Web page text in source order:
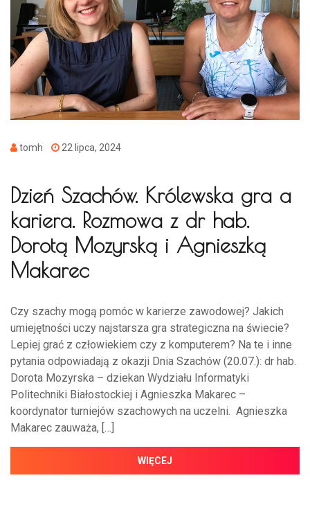
tomh 22 lipca, 2024
Dzień Szachów. Królewska gra a
kariera. Rozmowa z dr hab.
Dorotą Mozyrską i Agnieszką
Makarec
Czy szachy mogą pomóc w karierze zawodowej? Jakich
umiejętności uczy najstarsza gra strategiczna na świecie?
Lepiej grać z człowiekiem czy z komputerem? Na te i inne
pytania odpowiadają z okazji Dnia Szachów (20.07.): dr hab.
Dorota Mozyrska – dziekan Wydziału Informatyki
Politechniki Białostockiej i Agnieszka Makarec –
koordynator turniejów szachowych na uczelni. Agnieszka
Makarec zauważa, […]
WIĘCEJ